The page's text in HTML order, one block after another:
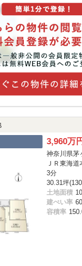
3,960万
神奈川県茅
ＪＲ東海
3分
30.31坪
土地面積
建ぺい率
容積率